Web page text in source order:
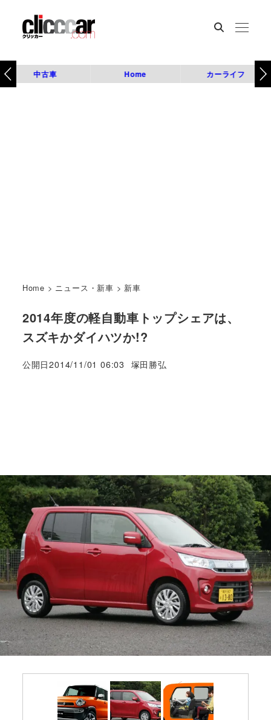
中古車 Home カーライフ
Home > ニュース・新車 > 新車
2014年度の軽自動車トップシェアは、
スズキかダイハツか!?
公開日2014/11/01 06:03
著
塚田勝弘